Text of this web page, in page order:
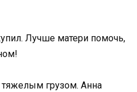
Лучше матери помочь,
грузом. Анна